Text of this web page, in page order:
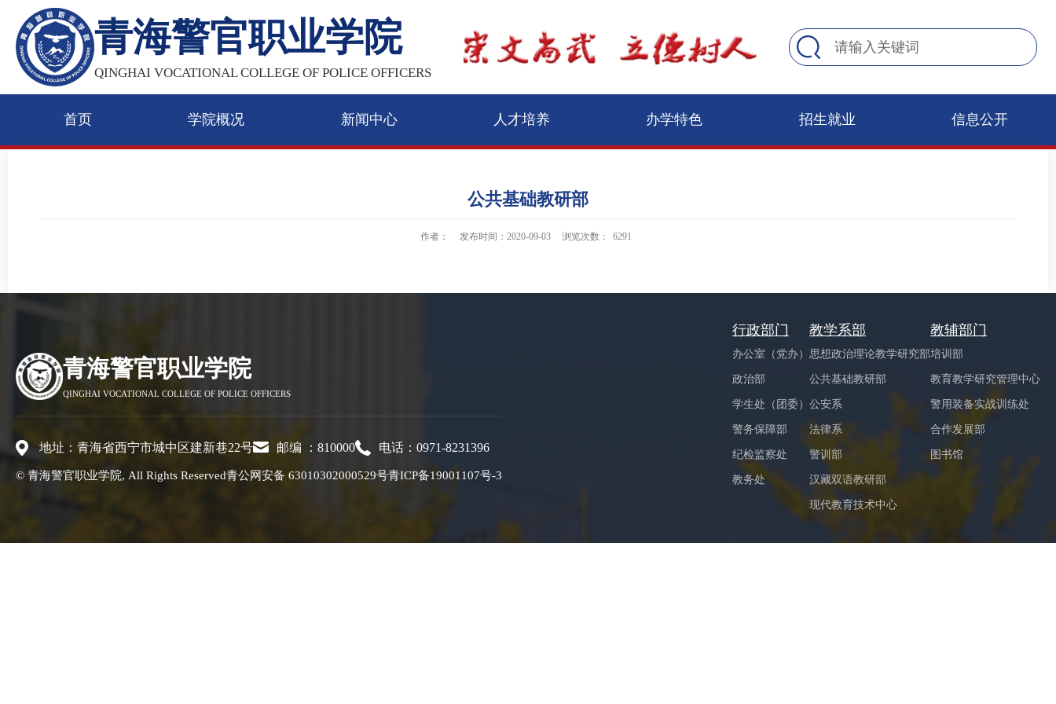
青海警官职业学院
QINGHAI VOCATIONAL COLLEGE OF POLICE OFFICERS
首页 学院概况 新闻中心 人才培养 办学特色 招生就业 信息公开
公共基础教研部
作者： 发布时间：2020-09-03 浏览次数： 6291
青海警官职业学院
QINGHAI VOCATIONAL COLLEGE OF POLICE OFFICERS
地址：青海省西宁市城中区建新巷22号 邮编 ：810000 电话：0971-8231396
© 青海警官职业学院, All Rights Reserved青公网安备 63010302000529号青ICP备19001107号-3
行政部门
办公室（党办）
政治部
学生处（团委）
警务保障部
纪检监察处
教务处
教学系部
思想政治理论教学研究部
公共基础教研部
公安系
法律系
警训部
汉藏双语教研部
现代教育技术中心
教辅部门
培训部
教育教学研究管理中心
警用装备实战训练处
合作发展部
图书馆